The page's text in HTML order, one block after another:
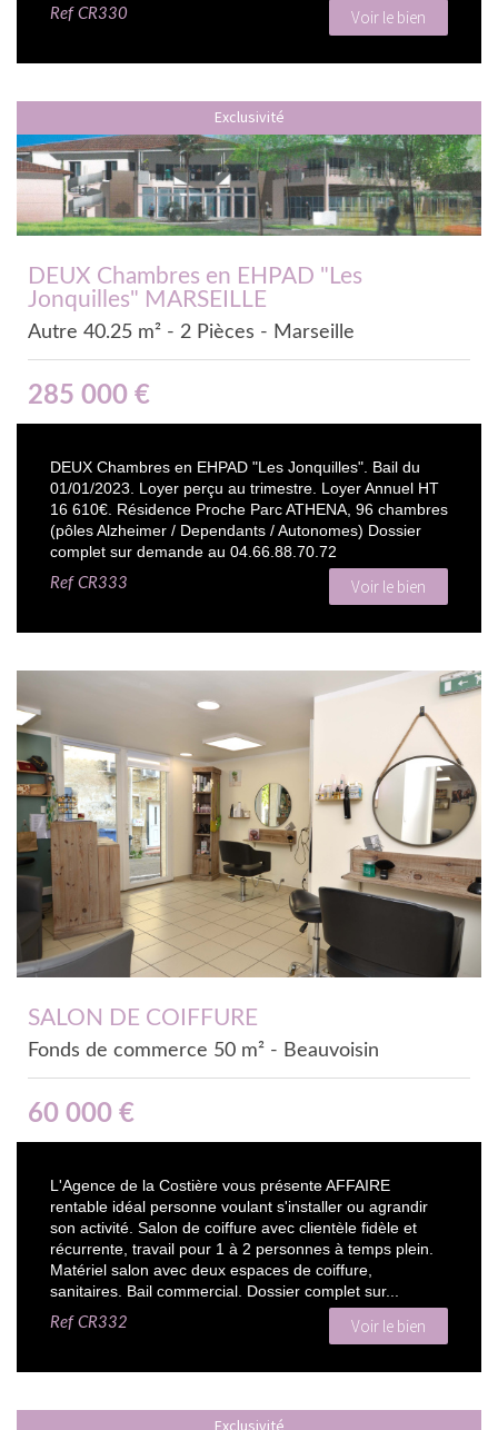
RefCR330 Voir le bien
Exclusivité
DEUX Chambres en EHPAD "Les
Jonquilles" MARSEILLE
Autre 40.25 m² - 2 Pièces - Marseille
285 000 €
DEUX Chambres en EHPAD "Les Jonquilles". Bail du
01/01/2023. Loyer perçu au trimestre. Loyer Annuel HT
16 610€. Résidence Proche Parc ATHENA, 96 chambres
(pôles Alzheimer / Dependants / Autonomes) Dossier
complet sur demande au 04.66.88.70.72
RefCR333 Voir le bien
SALON DE COIFFURE
Fonds de commerce 50 m² - Beauvoisin
60 000 €
L'Agence de la Costière vous présente AFFAIRE
rentable idéal personne voulant s'installer ou agrandir
son activité. Salon de coiffure avec clientèle fidèle et
récurrente, travail pour 1 à 2 personnes à temps plein.
Matériel salon avec deux espaces de coiffure,
sanitaires. Bail commercial. Dossier complet sur...
Ref CR332 Voir le bien
Exclusivité